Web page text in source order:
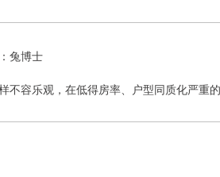
兔博士
不容乐观，在低得房率、户型同质化严重